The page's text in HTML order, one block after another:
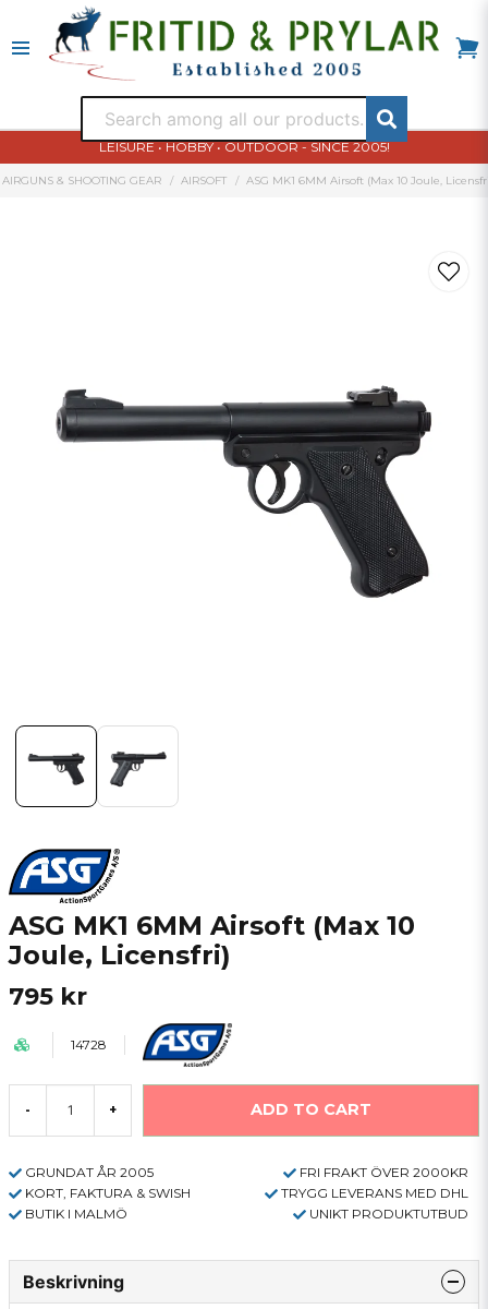
LEISURE • HOBBY • OUTDOOR - SINCE 2005!
AIRGUNS & SHOOTING GEAR AIRSOFT ASG MK1 6MM Airsoft (Max 10 Joule,
ASG MK1 6MM Airsoft (Max 10
Joule, Licensfri)
795 kr
14728
- + ADD TO CART
GRUNDAT ÅR 2005
FRI FRAKT ÖVER 2000KR
KORT, FAKTURA & SWISH
TRYGG LEVERANS MED DHL
BUTIK I MALMÖ
UNIKT PRODUKTUTBUD
Beskrivning